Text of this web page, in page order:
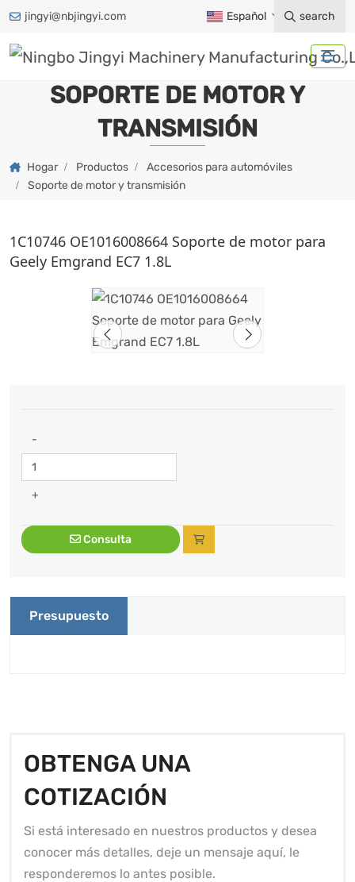
jingyi@nbjingyi.com Español search
SOPORTE DE MOTOR Y
TRANSMISIÓN
Hogar Productos
Accesorios para automóviles
Soporte de motor y transmisión
1C10746 OE1016008664 Soporte de motor para
Geely Emgrand EC7 1.8L
-
+
Consulta
Presupuesto
OBTENGA UNA
COTIZACIÓN
Si está interesado en nuestros productos y desea
conocer más detalles, deje un mensaje aquí, le
responderemos lo antes posible.